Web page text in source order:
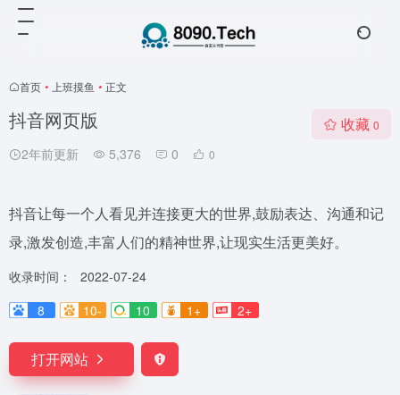
首页 • 上班摸鱼 • 正文
抖音网页版
2年前更新 5,376 0 0
收藏 0
抖音让每一个人看见并连接更大的世界,鼓励表达、沟通和记
录,激发创造,丰富人们的精神世界,让现实生活更美好。
收录时间：
2022-07-24
8
10- 10 1+ 2+
打开网站